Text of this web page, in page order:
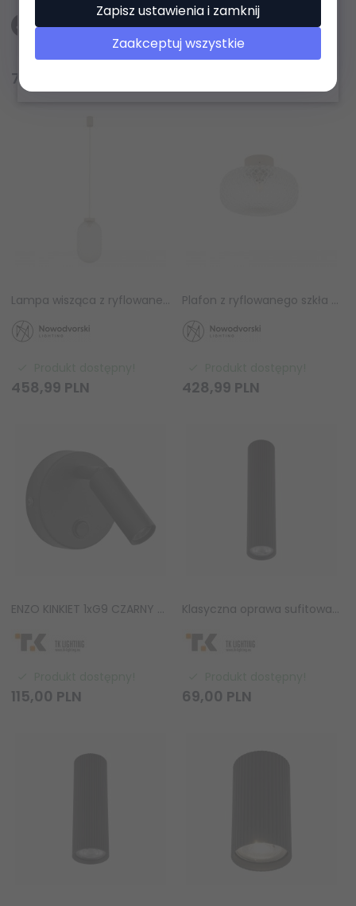
Produkt dostępny!
754,
Produkt dostępny!
Lampa wisząca z ryflowanego zdobionego szkła owalna Nowodvorski MALINDI 12254
458,99 PLN
Plafon z ryflowanego szkła Nowodvorski MALINDI 12255 okrągły dekoracyjny
428,99 PLN
ENZO KINKIET 1xG9 CZARNY 4237 TK Lighting
115,00 PLN
Klasyczna oprawa sufitowa czarna tuba wykończona ryflowaniem minimalistyczna uniwersalna 24cm TUNE 10026 TK-Lighting
69,00 PLN
Zapisz ustawienia i zamknij
Zaakceptuj wszystkie